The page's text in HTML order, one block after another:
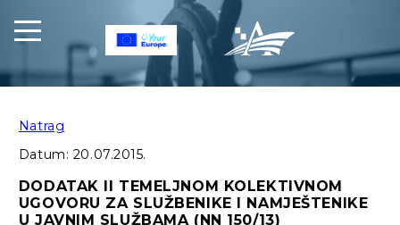
Natrag
Datum: 20.07.2015.
DODATAK II TEMELJNOM KOLEKTIVNOM
UGOVORU ZA SLUŽBENIKE I NAMJEŠTENIKE
U JAVNIM SLUŽBAMA (NN 150/13)